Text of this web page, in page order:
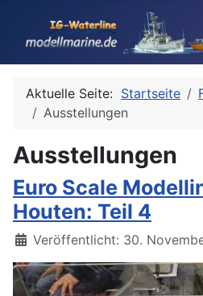
Aktuelle Seite: Startseite
Ausstellungen
Ausstellungen
Euro Scale
Houten: Teil 4
Details
Veröffentlicht: 30.